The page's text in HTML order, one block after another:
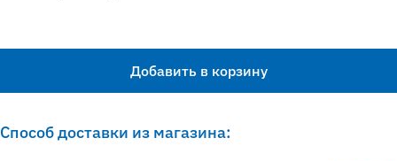
Добавить в корзину
Способ доставки из магазина: